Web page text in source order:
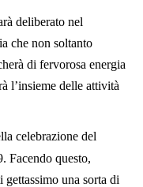
deliberato nel
che non soltanto
di fervorosa energia
l’insieme delle attività
celebrazione del
Facendo questo,
una sorta di